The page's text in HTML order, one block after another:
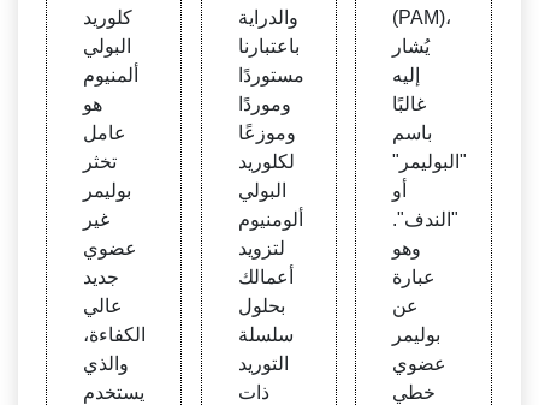
عالجة
المياه
- معال
جة p
acwa
ter
كلوريد
البولي
ألمنيوم
هو
عامل
تخثر
بوليمر
غير
عضوي
جديد
عالي
الكفاءة،
والذي
يستخدم
C) | ال
مورد
& أمبي
ر؛ الم
وزع
والدراية
باعتبارنا
مستوردًا
وموردًا
وموزعًا
لكلوريد
البولي
ألومنيوم
لتزويد
أعمالك
بحلول
سلسلة
التوريد
ذات
د بول
ي ألو
منيوم
(PAM)،
يُشار
إليه
غالبًا
باسم
"البوليمر"
أو
"الندف".
وهو
عبارة
عن
بوليمر
عضوي
خطي